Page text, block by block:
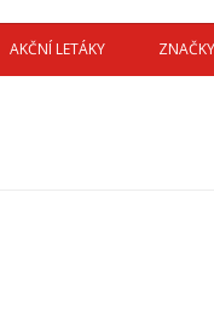
k
AKČNÍ LETÁKY